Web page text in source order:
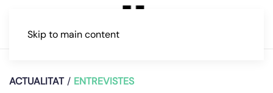
Skip to main content
ACTUALITAT ENTREVISTES